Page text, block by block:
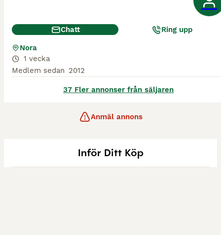
Chatt Ring upp
Nora
1 vecka
Medlem sedan 2012
37 Fler annonser från säljaren
Anmäl annons
Inför Ditt Köp